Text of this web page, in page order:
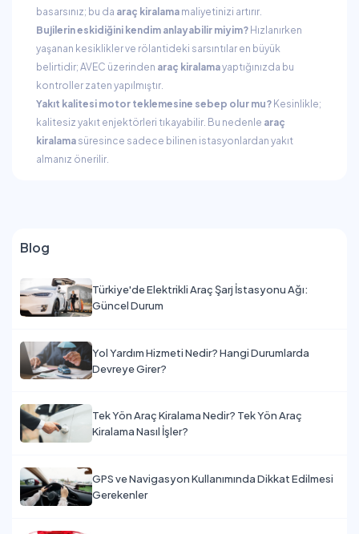
basarsınız; bu da araç kiralama maliyetinizi artırır.
Bujilerin eskidiğini kendim anlayabilir miyim? Hızlanırken
yaşanan kesiklikler ve rölantideki sarsıntılar en büyük
belirtidir; AVEC üzerinden araç kiralamayaptığınızda bu
kontroller zaten yapılmıştır.
Yakıt kalitesi motor teklemesine sebep olur mu? Kesinlikle;
kalitesiz yakıt enjektörleri tıkayabilir. Bu nedenle araç
kiralama süresince sadece bilinen istasyonlardan yakıt
almanız önerilir.
Blog
Türkiye'de Elektrikli Araç Şarj İstasyonu Ağı:
Güncel Durum
Yol Yardım Hizmeti Nedir? Hangi Durumlarda
Devreye Girer?
Tek Yön Araç Kiralama Nedir? Tek Yön Araç
Kiralama Nasıl İşler?
GPS ve Navigasyon Kullanımında Dikkat Edilmesi
Gerekenler